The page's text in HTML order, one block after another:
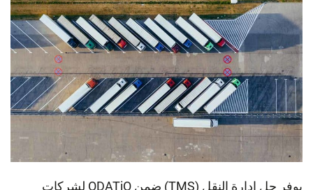
يوفر حل إدارة النقل (TMS) ضمن ODATiO لشركات